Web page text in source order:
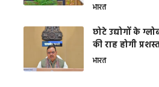
भारत
छोटे उद्योगों के
की राह होगी
भारत